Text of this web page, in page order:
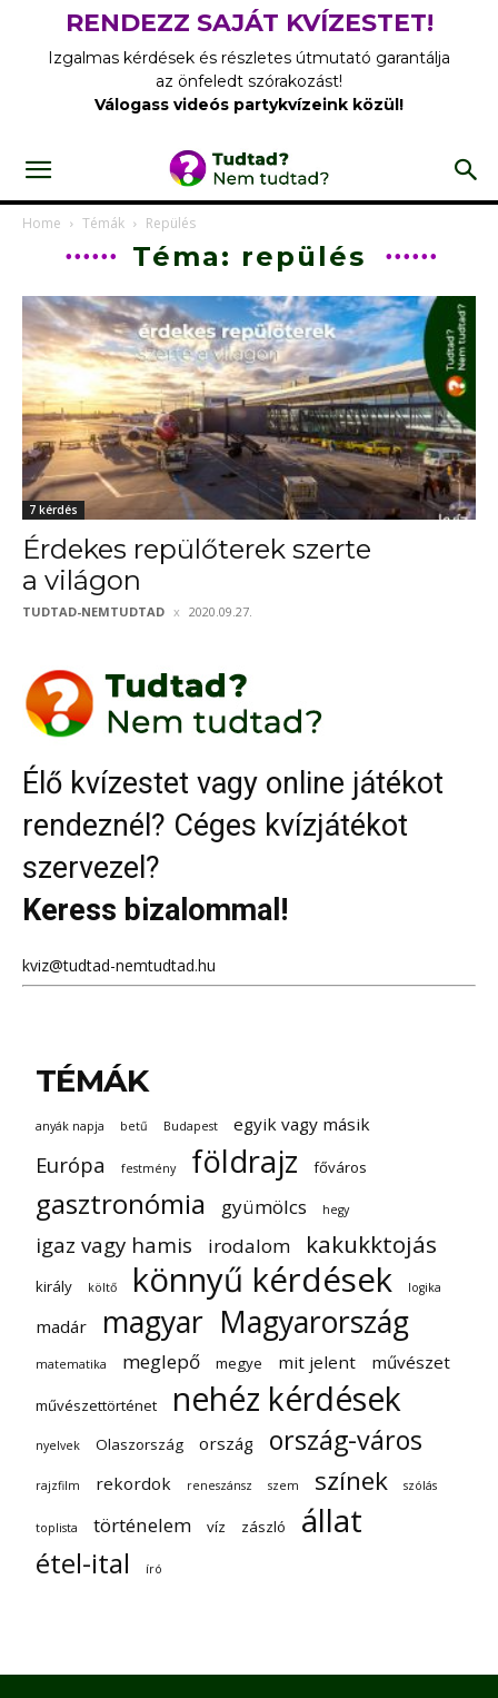
RENDEZZ SAJÁT KVÍZESTET!
Izgalmas kérdések és részletes útmutató garantálja
az önfeledt szórakozást!
Válogass videós partykvízeink közül!
Home Témák Repülés
Téma: repülés
7 kérdés
Érdekes repülőterek szerte
a világon
TUDTAD-NEMTUDTAD 2020.09.27.
Élő kvízestet vagy online játékot
rendeznél? Céges kvízjátékot
szervezel?
Keress bizalommal!
kviz@tudtad-nemtudtad.hu
TÉMÁK
anyák napja betű Budapest egyik vagy másik
Európa festmény földrajz főváros
gasztronómia gyümölcs hegy
igaz vagy hamis irodalom kakukktojás
király költő könnyű kérdések logika
madár magyar Magyarország
matematika meglepő megye mit jelent művészet
művészettörténet nehéz kérdések
nyelvek Olaszország ország ország-város
rajzfilm rekordok reneszánsz szem színek szólás
toplista történelem víz zászló állat
étel-ital író